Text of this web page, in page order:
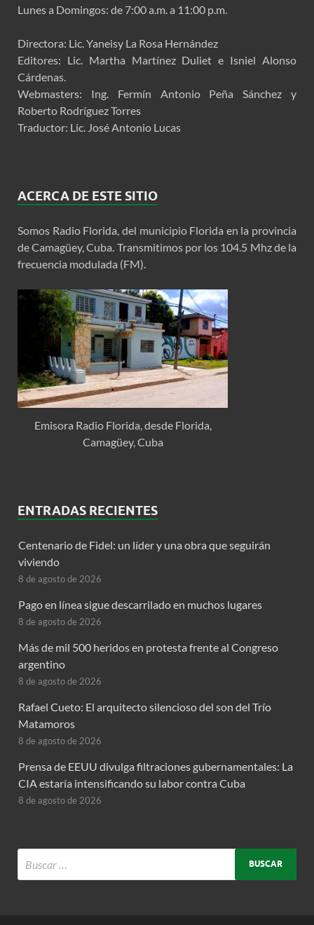
Lunes a Domingos: de 7:00 a.m. a 11:00 p.m.
Directora: Lic. Yaneisy La Rosa Hernández
Editores: Lic. Martha Martínez Duliet e Isniel Alonso
Cárdenas.
Webmasters: Ing. Fermín Antonio Peña Sánchez y
Roberto Rodríguez Torres
Traductor: Lic. José Antonio Lucas
ACERCA DE ESTE SITIO
Somos Radio Florida, del municipio Florida en la provincia
de Camagüey, Cuba. Transmitimos por los 104.5 Mhz de la
frecuencia modulada (FM).
Emisora Radio Florida, desde Florida,
Camagüey, Cuba
ENTRADAS RECIENTES
Centenario de Fidel: un líder y una obra que seguirán
viviendo
8 de agosto de 2026
Pago en línea sigue descarrilado en muchos lugares
8 de agosto de 2026
Más de mil 500 heridos en protesta frente al Congreso
argentino
8 de agosto de 2026
Rafael Cueto: El arquitecto silencioso del son del Trío
Matamoros
8 de agosto de 2026
Prensa de EEUU divulga filtraciones gubernamentales: La
CIA estaría intensificando su labor contra Cuba
8 de agosto de 2026